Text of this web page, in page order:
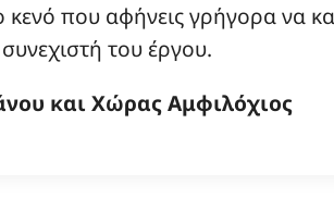
που αφήνεις γρήγορα να
του έργου.
και Χώρας Αμφιλόχιος